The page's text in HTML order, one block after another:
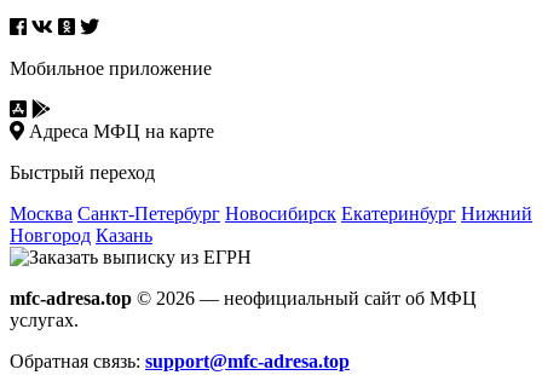
Мобильное приложение
Адреса МФЦ на карте
Быстрый переход
Москва Санкт-Петербург Новосибирск Екатеринбург Нижний
Новгород Казань
mfc-adresa.top © 2026 — неофициальный сайт об МФЦ
услугах.
Обратная связь: support@mfc-adresa.top